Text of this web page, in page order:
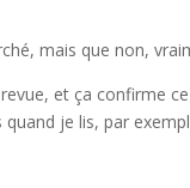
mais que non,
et ça confirme
je lis, par